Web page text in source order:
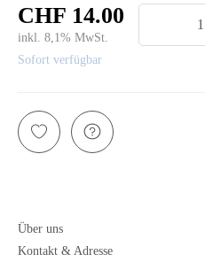
CHF 14.00
inkl. 8,1% MwSt.
Sofort verfügbar
Über uns
Kontakt & Adresse